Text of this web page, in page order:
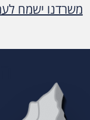
משרדנו ישמח